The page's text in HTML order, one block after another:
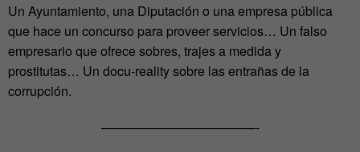
Un Ayuntamiento, una Diputación o una empresa pública
que hace un concurso para proveer servicios… Un falso
empresario que ofrece sobres, trajes a medida y
prostitutas… Un docu-reality sobre las entrañas de la
corrupción.
————————————-